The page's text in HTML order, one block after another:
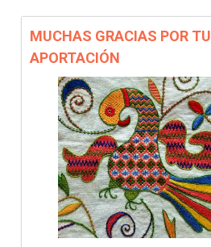
MUCHAS GRACIAS POR TU
APORTACIÓN